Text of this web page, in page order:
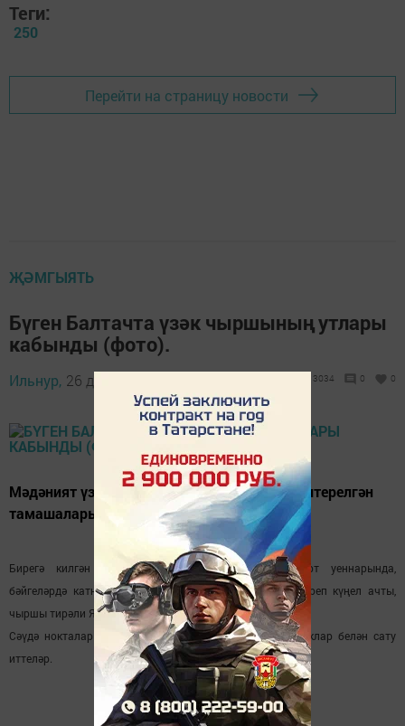
Теги:
250
Перейти на страницу новости
ҖӘМГЫЯТЬ
Бүген Балтачта үзәк чыршының утлары
кабынды (фото).
Ильнур, 26 декабрь 2014 - 18:42 3034 0 0
Мәдәният үзәге хезмәткәрләре театральләштерелгән
тамашаларын тәкъдим итте.
Бирегә килгән яше-карты, бала-чагасы төрле спорт уеннарында,
бәйгеләрдә катнашып бүләкләр отты.Кыш бабайгаияреп күңел ачты,
чыршы тирәли Яңа ел җырлары башкардылар.
Сәүдә нокталары кайнарчәйләр, шашлыклар,ашамлыклар белән сату
иттеләр.